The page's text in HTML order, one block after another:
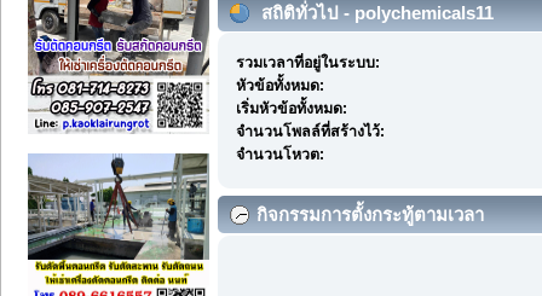
สถิติทั่วไป - polychemicals11
รวมเวลาที่อยู่ในระบบ:
หัวข้อทั้งหมด:
เริ่มหัวข้อทั้งหมด:
จำนวนโพลล์ที่สร้างไว้:
จำนวนโหวต:
กิจกรรมการตั้งกระทู้ตามเวลา